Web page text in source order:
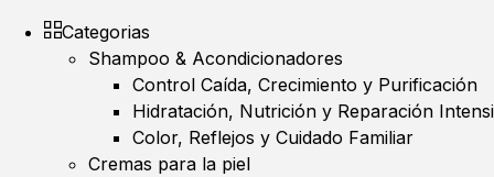
Categorias
Shampoo & Acondicionadores
Control Caída, Crecimiento y Purificación
Hidratación, Nutrición y Reparación
Color, Reflejos y Cuidado Familiar
Cremas para la piel